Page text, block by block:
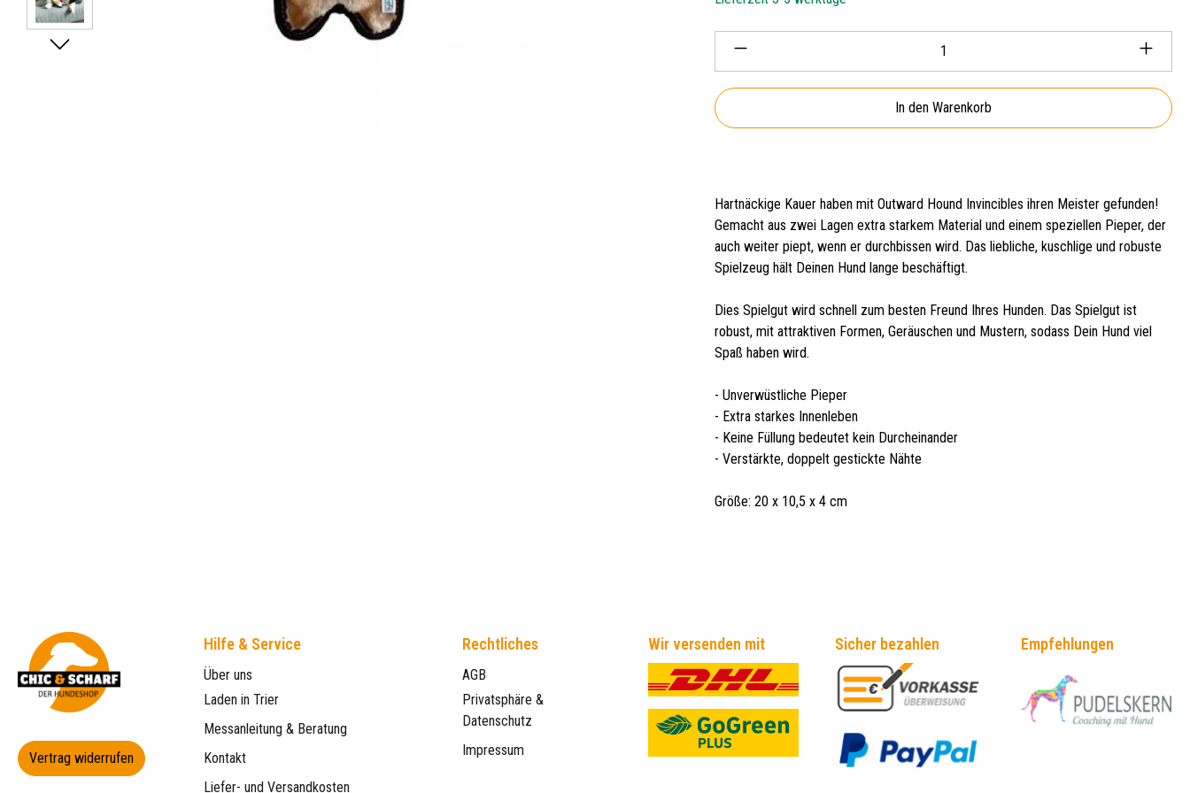
Produkt Anzahl: Gib den gewünschten Wert ein oder
In den Warenkorb
Hartnäckige Kauer haben mit Outward Hound Invincibles ihren Meister gefunden!
Gemacht aus zwei Lagen extra starkem Material und einem speziellen Pieper, der
auch weiter piept, wenn er durchbissen wird. Das liebliche, kuschlige und robuste
Spielzeug hält Deinen Hund lange beschäftigt.
Dies Spielgut wird schnell zum besten Freund Ihres Hunden. Das Spielgut ist
robust, mit attraktiven Formen, Geräuschen und Mustern, sodass Dein Hund viel
Spaß haben wird.
- Unverwüstliche Pieper
- Extra starkes Innenleben
- Keine Füllung bedeutet kein Durcheinander
- Verstärkte, doppelt gestickte Nähte
Größe: 20 x 10,5 x 4 cm
Vertrag widerrufen
Hilfe & Service
Über uns
Laden in Trier
Messanleitung & Beratung
Kontakt
Liefer- und Versandkosten
Rechtliches
AGB
Privatsphäre &
Datenschutz
Impressum
Wir versenden mit Sicher bezahlen Empfehlungen